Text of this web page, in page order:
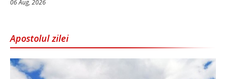
06 Aug, 2026
Apostolul zilei